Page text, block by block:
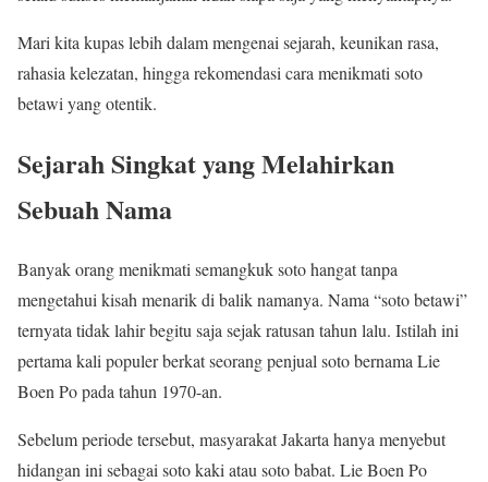
Mari kita kupas lebih dalam mengenai sejarah, keunikan rasa,
rahasia kelezatan, hingga rekomendasi cara menikmati soto
betawi yang otentik.
Sejarah Singkat yang Melahirkan
Sebuah Nama
Banyak orang menikmati semangkuk soto hangat tanpa
mengetahui kisah menarik di balik namanya. Nama “soto betawi”
ternyata tidak lahir begitu saja sejak ratusan tahun lalu. Istilah ini
pertama kali populer berkat seorang penjual soto bernama Lie
Boen Po pada tahun 1970-an.
Sebelum periode tersebut, masyarakat Jakarta hanya menyebut
hidangan ini sebagai soto kaki atau soto babat. Lie Boen Po